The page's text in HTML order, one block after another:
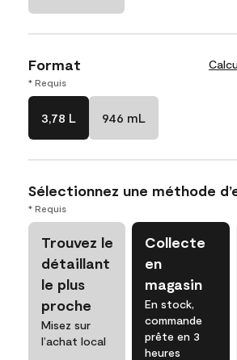
Format
* Requis
3,78 L 946 mL
Sélectionnez une méthode
* Requis
Trouvez le
détaillant
le plus
proche
Misez sur
l’achat local
Collecte
en
magasin
En stock,
commande
prête en 3
heures